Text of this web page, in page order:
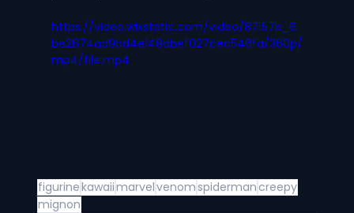
https://video.wixstatic.com/video/87157b_6
be2674ad9bd4e148dbef027cec546fa/360p/
mp4/file.mp4
figurinekawaiimarvelvenom spiderman creepy
mignon